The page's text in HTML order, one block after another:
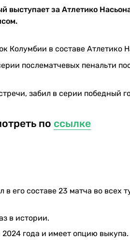
за Атлетико
Колумбии в составе Атлетико
послематчевых пенальти
забил в серии победный
по ссылке
его составе 23 матча во всех
в истории.
года и имеет опцию выкупа.